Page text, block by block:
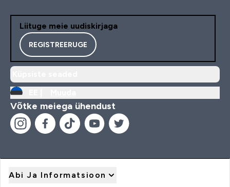
Liituge meie uudiskirjaga
REGISTREERUGE
Võtke meiega ühendust
Abi Ja Informatsioon